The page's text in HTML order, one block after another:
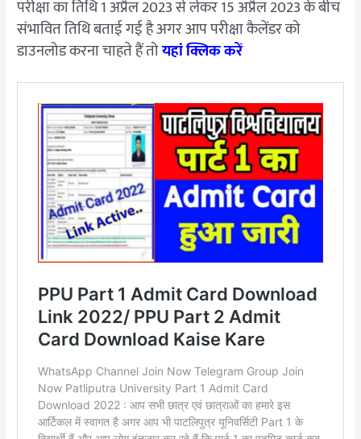
परीक्षा का तिथि 1 अप्रैल 2023 से लेकर 15 अप्रैल 2023 के बीच
संभावित तिथि बताई गई है अगर आप परीक्षा कैलेंडर को
डाउनलोड करना चाहते हैं तोयहां क्लिक करें